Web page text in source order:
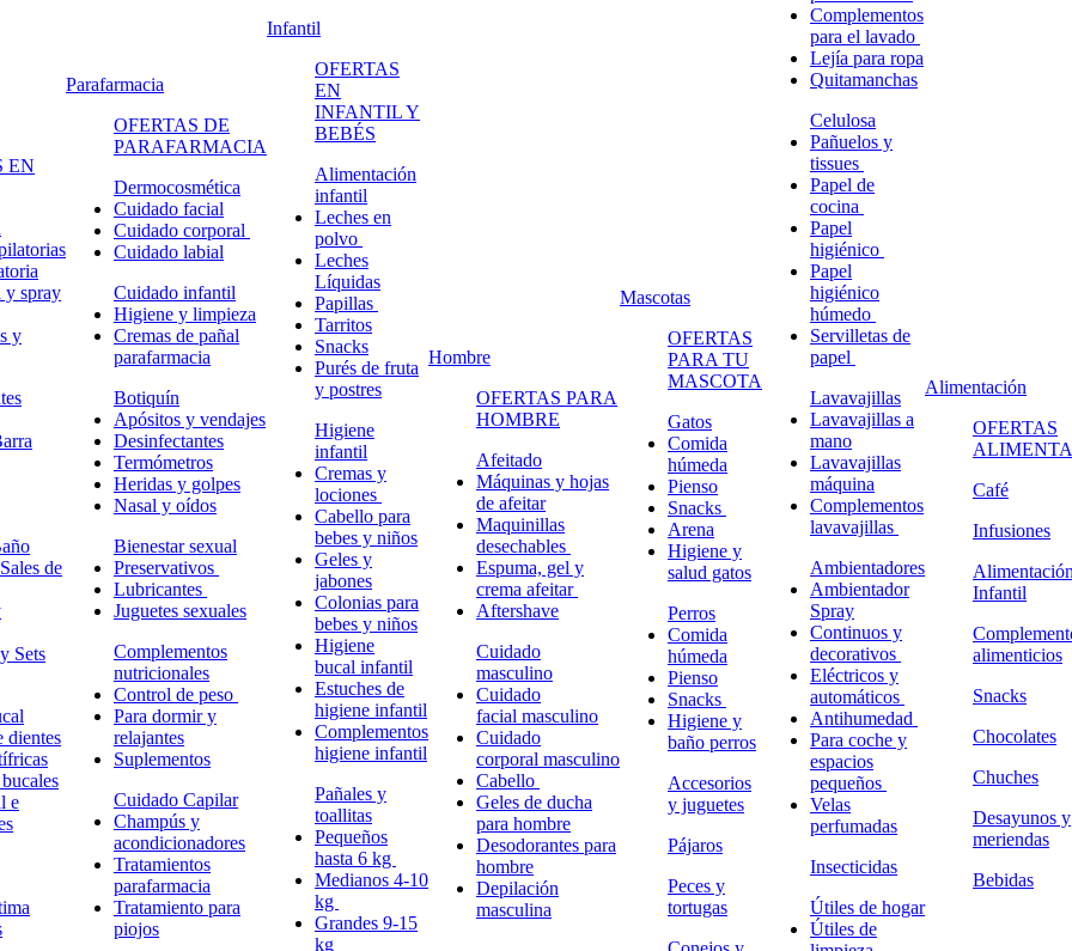
EN
y spray
y
de
Sets
dientes
e
Parafarmacia
OFERTAS DE
PARAFARMACIA
Dermocosmética
Cuidado facial
Cuidado corporal
Cuidado labial
Cuidado infantil
Higiene y limpieza
Cremas de pañal
parafarmacia
Botiquín
Apósitos y vendajes
Desinfectantes
Termómetros
Heridas y golpes
Nasal y oídos
Bienestar sexual
Preservativos
Lubricantes
Juguetes sexuales
Complementos
nutricionales
Control de peso
Para dormir y
relajantes
Suplementos
Cuidado Capilar
Champús y
acondicionadores
Tratamientos
parafarmacia
Tratamiento para
piojos
Infantil
OFERTAS
EN
INFANTIL Y
BEBÉS
Alimentación
infantil
Leches en
polvo
Leches
Líquidas
Papillas
Tarritos
Snacks
Purés de fruta
y postres
Higiene
infantil
Cremas y
lociones
Cabello para
bebes y niños
Geles y
jabones
Colonias para
bebes y niños
Higiene
bucal infantil
Estuches de
higiene infantil
Complementos
higiene infantil
Pañales y
toallitas
Pequeños
hasta 6 kg
Medianos 4-10
kg
Grandes 9-15
kg
Hombre
OFERTAS PARA
HOMBRE
Afeitado
Máquinas y hojas
de afeitar
Maquinillas
desechables
Espuma, gel y
crema afeitar
Aftershave
Cuidado
masculino
Cuidado
facial masculino
Cuidado
corporal masculino
Cabello
Geles de ducha
para hombre
Desodorantes para
hombre
Depilación
masculina
Mascotas
OFERTAS
PARA TU
MASCOTA
Gatos
Comida
húmeda
Pienso
Snacks
Arena
Higiene y
salud gatos
Perros
Comida
húmeda
Pienso
Snacks
Higiene y
baño perros
Accesorios
y juguetes
Pájaros
Peces y
tortugas
Complementos
para el lavado
Lejía para ropa
Quitamanchas
Celulosa
Pañuelos y
tissues
Papel de
cocina
Papel
higiénico
Papel
higiénico
húmedo
Servilletas de
papel
Lavavajillas
Lavavajillas a
mano
Lavavajillas
máquina
Complementos
lavavajillas
Ambientadores
Ambientador
Spray
Continuos y
decorativos
Eléctricos y
automáticos
Antihumedad
Para coche y
espacios
pequeños
Velas
perfumadas
Insecticidas
Útiles de hogar
Útiles de
Alimentación
OFERTAS
Café
Infusiones
Infantil
alimenticios
Snacks
Chocolates
Chuches
Desayunos y
meriendas
Bebidas